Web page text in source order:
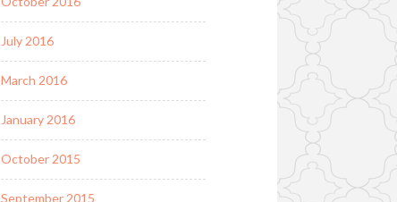
July 2016
March 2016
January 2016
October 2015
September 2015